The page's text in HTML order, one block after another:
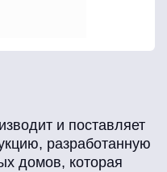
и поставляет
разработанную
домов, которая